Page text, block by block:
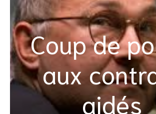
Coup de
aux
aidés